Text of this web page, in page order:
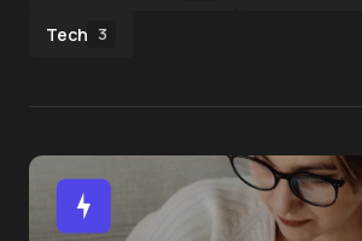
Tech 3